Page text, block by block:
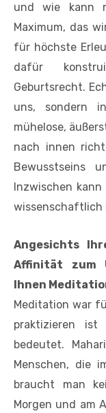
und wie kann
Maximum, das
für höchste
dafür
Geburtsrecht.
uns, sondern
mühelose,
nach innen
Bewusstseins
Inzwischen
wissenschaftlich
Angesichts
Affinität zum
Ihnen
Meditation war
praktizieren ist
bedeutet.
Menschen, die
braucht man
Morgen und am